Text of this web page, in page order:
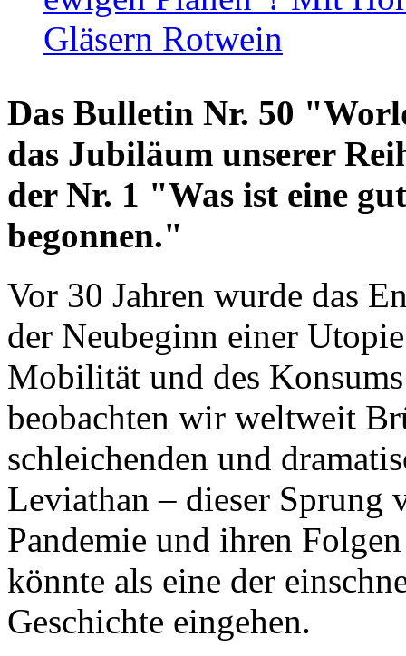
Gläsern Rotwein
Das Bulletin Nr. 50
das Jubiläum unserer
der Nr. 1 "Was ist eine
begonnen."
Vor 30 Jahren wurde das
der Neubeginn einer
Mobilität und des
beobachten wir weltweit
schleichenden und
Leviathan – dieser Sprung
Pandemie und ihren
könnte als eine der
Geschichte eingehen.